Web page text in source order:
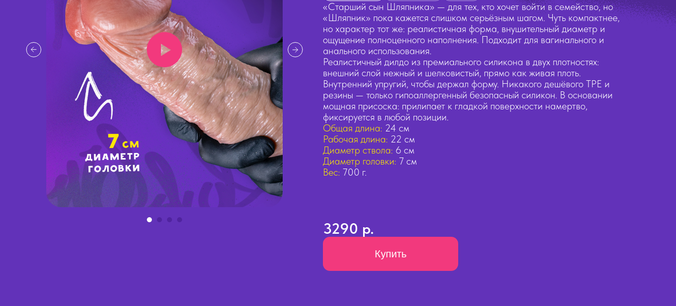
3290 р.
Купить
«Старший сын Шляпника» — для тех, кто хочет войти в семейство, но
«Шляпник» пока кажется слишком серьёзным шагом. Чуть компактнее,
но характер тот же: реалистичная форма, внушительный диаметр и
ощущение полноценного наполнения. Подходит для вагинального и
анального использования.
Реалистичный дилдо из премиального силикона в двух плотностях:
внешний слой нежный и шелковистый, прямо как живая плоть.
Внутренний упругий, чтобы держал форму. Никакого дешёвого TPE и
резины — только гипоаллергенный безопасный силикон. В основании
мощная присоска: прилипает к гладкой поверхности намертво,
фиксируется в любой позиции.
Общая длина: 24 см
Рабочая длина: 22 см
Диаметр ствола: 6 см
Диаметр головки: 7 см
Вес: 700 г.